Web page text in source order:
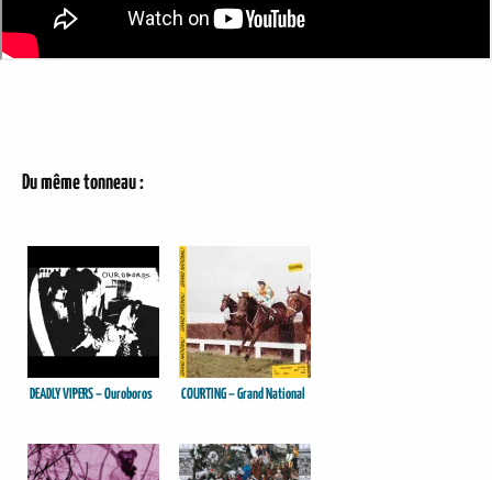
Du même tonneau :
DEADLY VIPERS – Ouroboros COURTING – Grand National